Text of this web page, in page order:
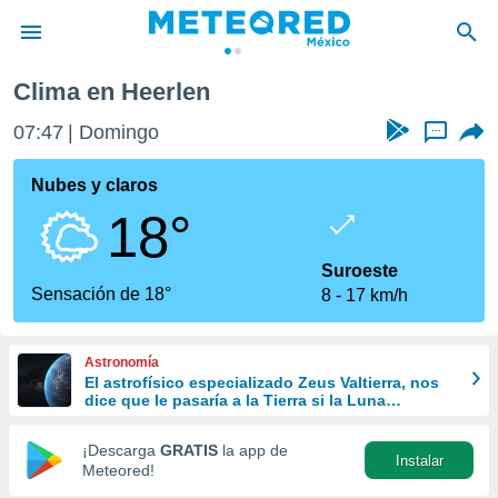
de
ha sido
calidad.
a este
las
y
forma
digital
basada
Clima en Heerlen
07:47 Domingo ...
Nubes y claros
18°
Sensación de 18°
Suroeste
8
17 km/h
Astronomía
El astrofísico especializado Zeus Valtierra, nos
dice que le pasaría a la Tierra si la Luna
¡Descarga GRATIS la app de
Meteored!
Instalar